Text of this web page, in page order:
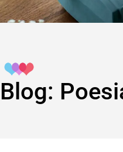
Blog: